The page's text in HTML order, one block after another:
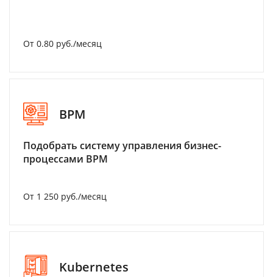
От 0.80 руб./месяц
BPM
Подобрать систему управления бизнес-
процессами BPM
От 1 250 руб./месяц
Kubernetes